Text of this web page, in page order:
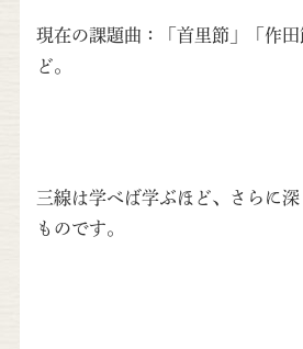
現在の課題曲：「首里節」「作
ど。
三線は学べば学ぶほど、さらに
ものです。